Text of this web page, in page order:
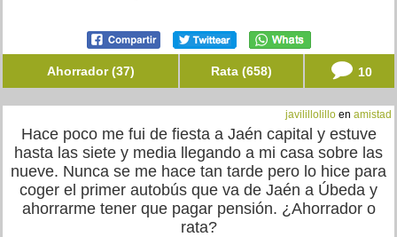
Ahorrador (37) Rata (658) 10
javilillolillo en amistad
Hace poco me fui de fiesta a Jaén capital y estuve
hasta las siete y media llegando a mi casa sobre las
nueve. Nunca se me hace tan tarde pero lo hice para
coger el primer autobús que va de Jaén a Úbeda y
ahorrarme tener que pagar pensión. ¿Ahorrador o
rata?